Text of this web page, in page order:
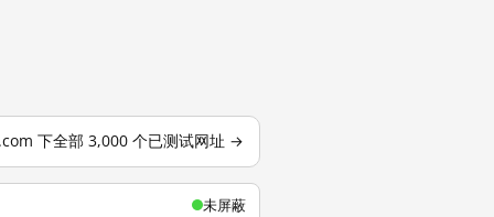
下全部 3,000 个已测试网址 →
未屏蔽